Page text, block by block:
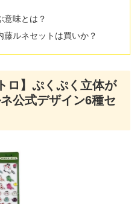
味とは？
ルネセットは買いか？
ロ】ぷくぷく立体が
公式デザイン6種セ